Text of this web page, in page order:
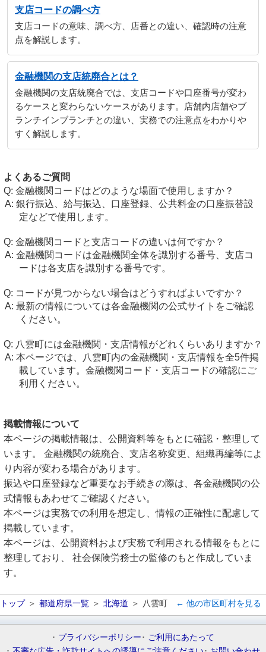
支店コードの調べ方
支店コードの意味、調べ方、店番との違い、確認時の注意
点を解説します。
金融機関の支店統廃合とは？
金融機関の支店統廃合では、支店コードや口座番号が変わ
るケースと変わらないケースがあります。店舗内店舗やブ
ランチインブランチとの違い、実務での注意点をわかりや
すく解説します。
よくあるご質問
金融機関コードはどのような場面で使用しますか？
銀行振込、給与振込、口座登録、公共料金の口座振替設
定などで使用します。
金融機関コードと支店コードの違いは何ですか？
金融機関コードは金融機関全体を識別する番号、支店コ
ードは各支店を識別する番号です。
コードが見つからない場合はどうすればよいですか？
最新の情報については各金融機関の公式サイトをご確認
ください。
八雲町には金融機関・支店情報がどれくらいありますか？
本ページでは、八雲町内の金融機関・支店情報を全5件掲
載しています。金融機関コード・支店コードの確認にご
利用ください。
掲載情報について
本ページの掲載情報は、公開資料等をもとに確認・整理して
います。 金融機関の統廃合、支店名称変更、組織再編等によ
り内容が変わる場合があります。
振込や口座登録など重要なお手続きの際は、各金融機関の公
式情報もあわせてご確認ください。
本ページは実務での利用を想定し、情報の正確性に配慮して
掲載しています。
本ページは、公開資料および実務で利用される情報をもとに
整理しており、 社会保険労務士の監修のもと作成していま
す。
トップ 都道府県一覧 北海道 八雲町 ← 他の市区町村を見る
プライバシーポリシー
ご利用にあたって